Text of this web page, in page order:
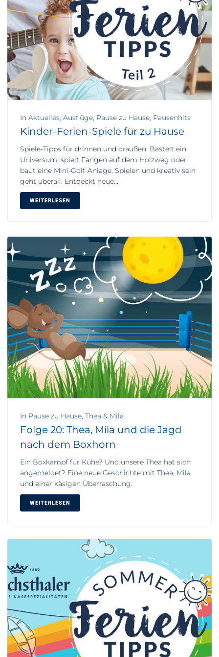
In Aktuelles, Ausflüge, Pause zu Hause, Pausenhits
Kinder-Ferien-Spiele für zu Hause
Spiele-Tipps für drinnen und draußen: Bastelt ein
Universum, spielt Fangen auf dem Holzweg oder
baut eine Mini-Golf-Anlage. Spielen und kreativ sein
geht überall. Entdeckt neue...
WEITERLESEN
In Pause zu Hause, Thea & Mila
Folge 20: Thea, Mila und die Jagd
nach dem Boxhorn
Ein Boxkampf für Kühe? Und unsere Thea hat sich
angemeldet? Eine neue Geschichte mit Thea, Mila
und einer käsigen Überraschung.
WEITERLESEN